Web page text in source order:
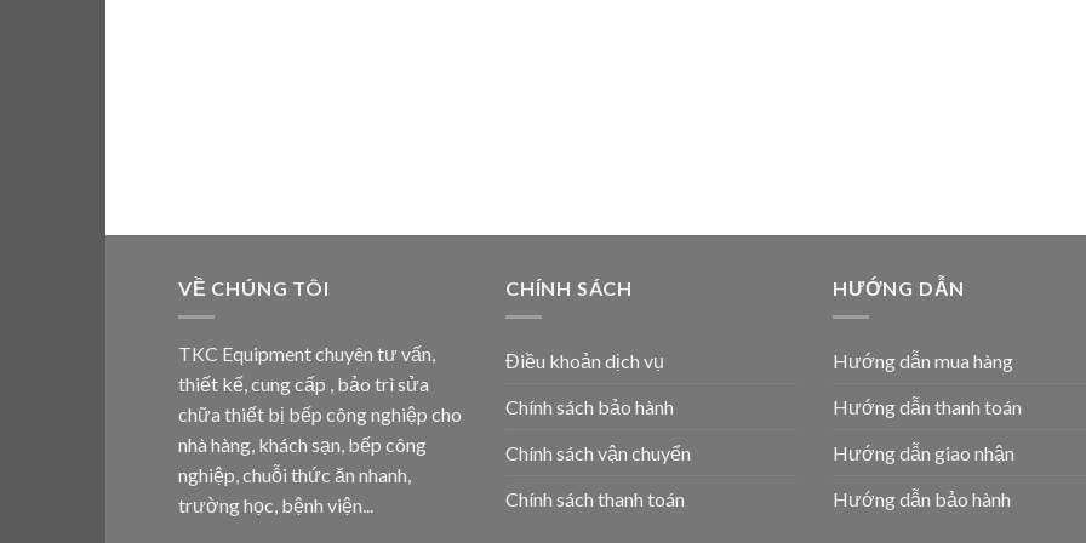
VỀ CHÚNG TÔI
TKC Equipment chuyên tư vấn,
thiết kế, cung cấp , bảo trì sửa
chữa thiết bị bếp công nghiệp cho
nhà hàng, khách sạn, bếp công
nghiệp, chuỗi thức ăn nhanh,
trường học, bệnh viện...
CHÍNH SÁCH
Điều khoản dịch vụ
Chính sách bảo hành
Chính sách vận chuyển
Chính sách thanh toán
HƯỚNG DẪN
Hướng dẫn mua hàng
Hướng dẫn thanh toán
Hướng dẫn giao nhận
Hướng dẫn bảo hành